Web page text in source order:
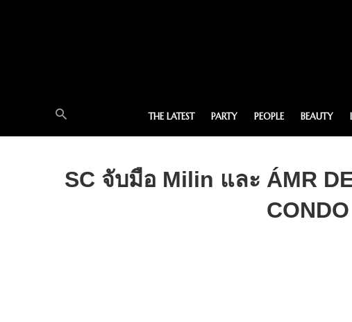
THE LATEST PARTY PEOPLE BEAUTY
SC จับมือ Milin และ ÁMR